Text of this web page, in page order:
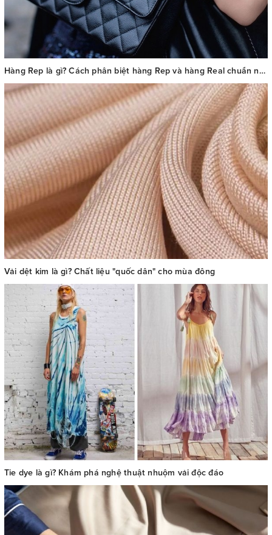
Hàng Rep là gì? Cách phân biệt hàng Rep và hàng Real chuẩn nhất
Vải dệt kim là gì? Chất liệu "quốc dân" cho mùa đông
Tie dye là gì? Khám phá nghệ thuật nhuộm vải độc đáo